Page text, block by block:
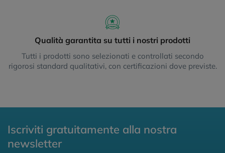
Qualità garantita su tutti i nostri prodotti
Tutti i prodotti sono selezionati e controllati secondo
rigorosi standard qualitativi, con certificazioni dove previste.
Iscriviti gratuitamente alla nostra
newsletter